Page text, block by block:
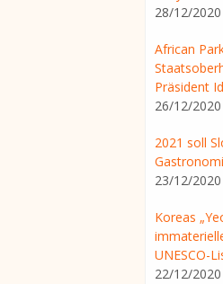
28/12/
African
Präsident
26/12/
2021 soll
23/12/
Koreas
UNESCO-
22/12/